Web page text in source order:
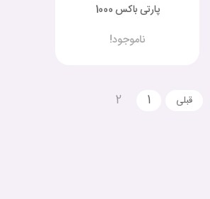
پارتی باکس 1000
ناموجود!
1
2